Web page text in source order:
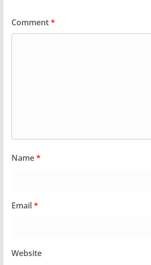
Comment*
Name*
Email*
Website